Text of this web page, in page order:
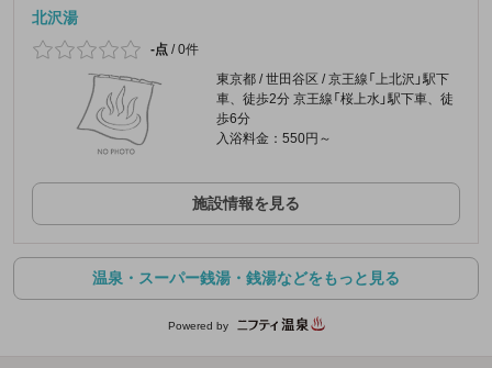
北沢湯
-点 /0件
東京都 / 世田谷区 / 京王線「上北沢」駅下
車、徒歩2分 京王線「桜上水」駅下車、徒
歩6分
入浴料金：550円～
施設情報を見る
温泉・スーパー銭湯・銭湯などをもっと見る
Powered by